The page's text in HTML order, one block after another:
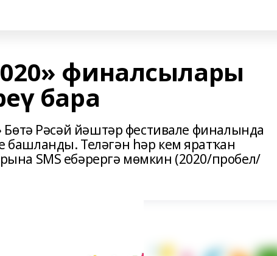
финалсылары
бара
Рәсәй йәштәр фестивале финалында
Теләгән һәр кем яратҡан
SMS ебәрергә мөмкин (2020/пробел/